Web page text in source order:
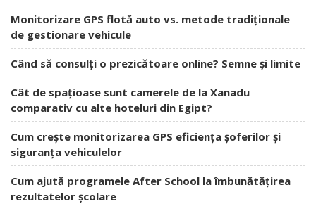
Monitorizare GPS flotă auto vs. metode tradiționale
de gestionare vehicule
Când să consulți o prezicătoare online? Semne și limite
Cât de spațioase sunt camerele de la Xanadu
comparativ cu alte hoteluri din Egipt?
Cum crește monitorizarea GPS eficiența șoferilor și
siguranța vehiculelor
Cum ajută programele After School la îmbunătățirea
rezultatelor școlare